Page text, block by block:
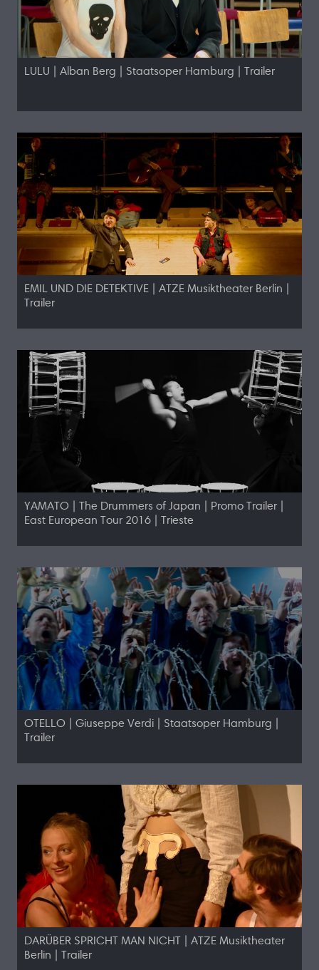
LULU | Alban Berg | Staatsoper Hamburg | Trailer
EMIL UND DIE DETEKTIVE | ATZE Musiktheater Berlin |
Trailer
YAMATO | The Drummers of Japan | Promo Trailer |
East European Tour 2016 | Trieste
OTELLO | Giuseppe Verdi | Staatsoper Hamburg |
Trailer
DARÜBER SPRICHT MAN NICHT | ATZE Musiktheater
Berlin | Trailer